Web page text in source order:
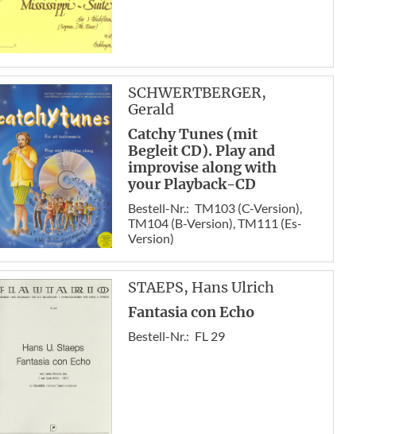
SCHWERTBERGER,
Gerald
Catchy Tunes (mit
Begleit CD). Play and
improvise along with
your Playback-CD
Bestell-Nr.: TM103 (C-Version),
TM104 (B-Version), TM111 (Es-
Version)
STAEPS, Hans Ulrich
Fantasia con Echo
Bestell-Nr.: FL 29